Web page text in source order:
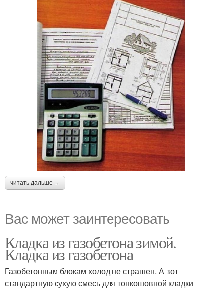
читать дальше →
Вас может заинтересовать
Кладка из газобетона зимой.
Кладка из газобетона
Газобетонным блокам холод не страшен. А вот
стандартную сухую смесь для тонкошовной кладки